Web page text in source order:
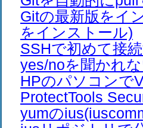
Gitの最新版をイ
をインストール)
SSHで初めて接
yes/noを聞かれ
HPのパソコンで
ProtectTools
yumの